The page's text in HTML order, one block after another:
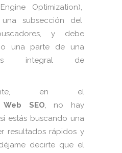
Optimization),
subsección del
y debe
una parte de una
integral de
en el
Web SEO, no hay
estás buscando una
resultados rápidos y
decirte que el